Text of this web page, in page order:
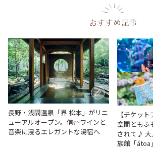
おすすめ記事
長野・浅間温泉「界 松本」がリニ
ューアルオープン。信州ワインと
音楽に浸るエレガントな湯宿へ
【チケッ
空間ともふ
されて♪ 大
族館「átoa